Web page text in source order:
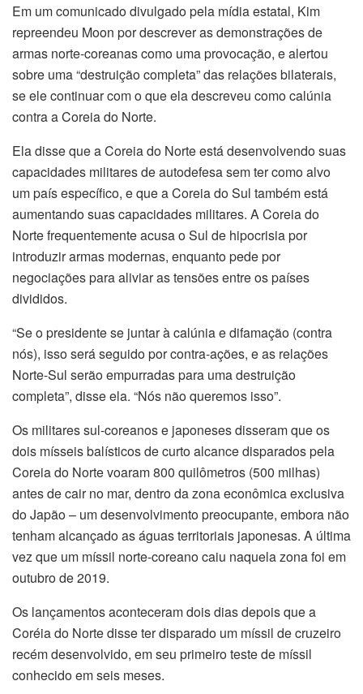
Em um comunicado divulgado pela mídia estatal, Kim
repreendeu Moon por descrever as demonstrações de
armas norte-coreanas como uma provocação, e alertou
sobre uma “destruição completa” das relações bilaterais,
se ele continuar com o que ela descreveu como calúnia
contra a Coreia do Norte.
Ela disse que a Coreia do Norte está desenvolvendo suas
capacidades militares de autodefesa sem ter como alvo
um país específico, e que a Coreia do Sul também está
aumentando suas capacidades militares. A Coreia do
Norte frequentemente acusa o Sul de hipocrisia por
introduzir armas modernas, enquanto pede por
negociações para aliviar as tensões entre os países
divididos.
“Se o presidente se juntar à calúnia e difamação (contra
nós), isso será seguido por contra-ações, e as relações
Norte-Sul serão empurradas para uma destruição
completa”, disse ela. “Nós não queremos isso”.
Os militares sul-coreanos e japoneses disseram que os
dois mísseis balísticos de curto alcance disparados pela
Coreia do Norte voaram 800 quilômetros (500 milhas)
antes de cair no mar, dentro da zona econômica exclusiva
do Japão – um desenvolvimento preocupante, embora não
tenham alcançado as águas territoriais japonesas. A última
vez que um míssil norte-coreano caiu naquela zona foi em
outubro de 2019.
Os lançamentos aconteceram dois dias depois que a
Coréia do Norte disse ter disparado um míssil de cruzeiro
recém desenvolvido, em seu primeiro teste de míssil
conhecido em seis meses.